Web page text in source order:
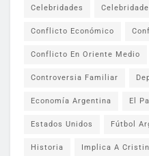
Celebridades
Conflicto Económico
Conflicto En Oriente Medio
Controversia Familiar
Economía Argentina El
Estados Unidos Fútbol
Historia Implica A